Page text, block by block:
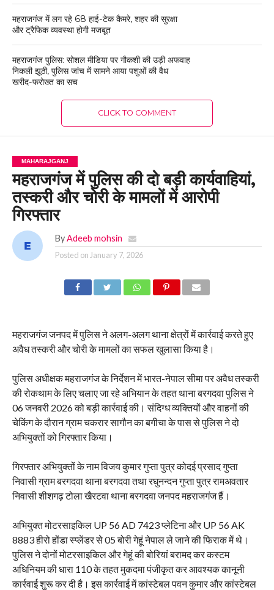
महराजगंज में लग रहे 68 हाई-टेक कैमरे, शहर की सुरक्षा
और ट्रैफिक व्यवस्था होगी मजबूत
महराजगंज पुलिस: सोशल मीडिया पर गौकशी की उड़ी अफवाह
निकली झूठी, पुलिस जांच में सामने आया पशुओं की वैध
खरीद-फरोख्त का सच
CLICK TO COMMENT
MAHARAJGANJ
महराजगंज में पुलिस की दो बड़ी कार्यवाहियां,
तस्करी और चोरी के मामलों में आरोपी
गिरफ्तार
By Adeeb mohsin
Posted on January 7, 2026
महराजगंज जनपद में पुलिस ने अलग-अलग थाना क्षेत्रों में कार्रवाई करते हुए
अवैध तस्करी और चोरी के मामलों का सफल खुलासा किया है।
पुलिस अधीक्षक महराजगंज के निर्देशन में भारत-नेपाल सीमा पर अवैध तस्करी
की रोकथाम के लिए चलाए जा रहे अभियान के तहत थाना बरगदवा पुलिस ने
06 जनवरी 2026 को बड़ी कार्रवाई की। संदिग्ध व्यक्तियों और वाहनों की
चेकिंग के दौरान ग्राम चकरार सागौन का बगीचा के पास से पुलिस ने दो
अभियुक्तों को गिरफ्तार किया।
गिरफ्तार अभियुक्तों के नाम विजय कुमार गुप्ता पुत्र कोदई प्रसाद गुप्ता
निवासी ग्राम बरगदवा थाना बरगदवा तथा रघुनन्दन गुप्ता पुत्र रामअवतार
निवासी शीशगढ़ टोला खैरटवा थाना बरगदवा जनपद महराजगंज हैं।
अभियुक्त मोटरसाइकिल UP 56 AD 7423 प्लेटिना और UP 56 AK
8883 हीरो होंडा स्प्लेंडर से 05 बोरी गेहूं नेपाल ले जाने की फिराक में थे।
पुलिस ने दोनों मोटरसाइकिल और गेहूं की बोरियां बरामद कर कस्टम
अधिनियम की धारा 110 के तहत मुकदमा पंजीकृत कर आवश्यक कानूनी
कार्रवाई शुरू कर दी है। इस कार्रवाई में कांस्टेबल पवन कुमार और कांस्टेबल